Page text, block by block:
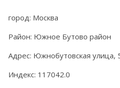
город: Москва
Район: Южное Бутово район
Адрес: Южнобутовская улица,
Индекс: 117042.0